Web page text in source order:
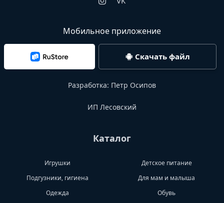
Мобильное приложение
Скачать файл
Разработка: Петр Осипов
ИП Лесовский
Каталог
Игрушки
Детское питание
Подгузники, гигиена
Для мам и малыша
Одежда
Обувь